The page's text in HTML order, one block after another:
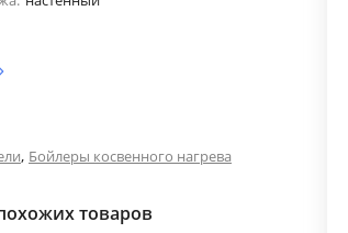
, Бойлеры косвенного нагрева
товаров